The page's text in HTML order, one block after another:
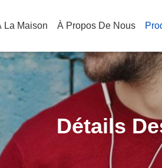
La Maison À Propos De Nous
Détails